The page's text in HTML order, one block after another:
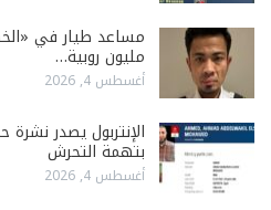
مليون روبية…
أغسطس 4, 2026
الإنتربول يصدر
بتهمة التحرش
أغسطس 4, 2026